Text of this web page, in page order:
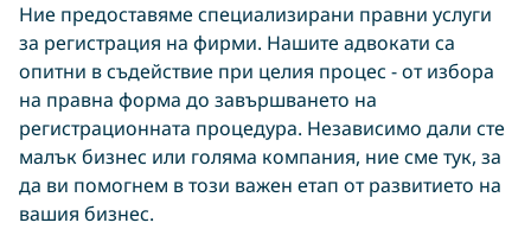
Ние предоставяме специализирани правни услуги
за регистрация на фирми. Нашите адвокати са
опитни в съдействие при целия процес - от избора
на правна форма до завършването на
регистрационната процедура. Независимо дали сте
малък бизнес или голяма компания, ние сме тук, за
да ви помогнем в този важен етап от развитието на
вашия бизнес.